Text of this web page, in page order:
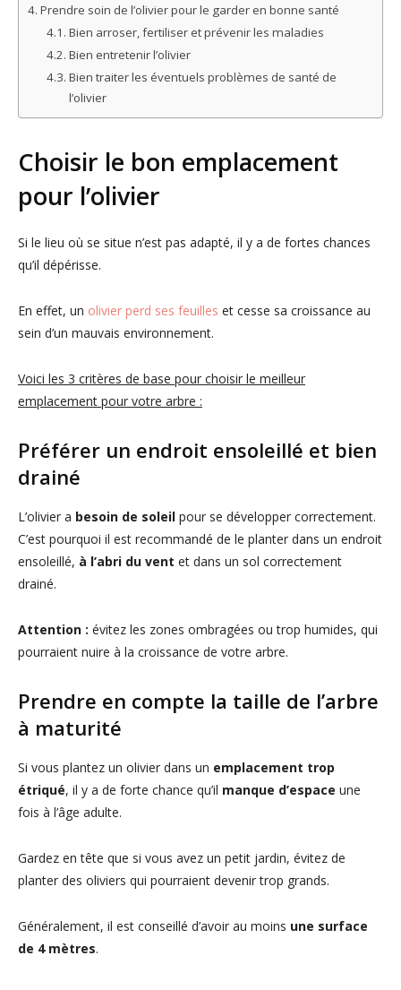
Prendre soin de l’olivier pour le garder en bonne santé
Bien arroser, fertiliser et prévenir les maladies
Bien entretenir l’olivier
Bien traiter les éventuels problèmes de santé de
l’olivier
Choisir le bon emplacement
pour l’olivier
Si le lieu où se situe n’est pas adapté, il y a de fortes chances
qu’il dépérisse.
En effet, un olivier perd ses feuilles et cesse sa croissance au
sein d’un mauvais environnement.
Voici les 3 critères de base pour choisir le meilleur
emplacement pour votre arbre :
Préférer un endroit ensoleillé et bien
drainé
L’olivier a besoin de soleil pour se développer correctement.
C’est pourquoi il est recommandé de le planter dans un endroit
ensoleillé, à l’abri du vent et dans un sol correctement
drainé.
Attention : évitez les zones ombragées ou trop humides, qui
pourraient nuire à la croissance de votre arbre.
Prendre en compte la taille de l’arbre
à maturité
Si vous plantez un olivier dans un emplacement trop
étriqué, il y a de forte chance qu’il manque d’espace une
fois à l’âge adulte.
Gardez en tête que si vous avez un petit jardin, évitez de
planter des oliviers qui pourraient devenir trop grands.
Généralement, il est conseillé d’avoir au moins une surface
de 4 mètres.